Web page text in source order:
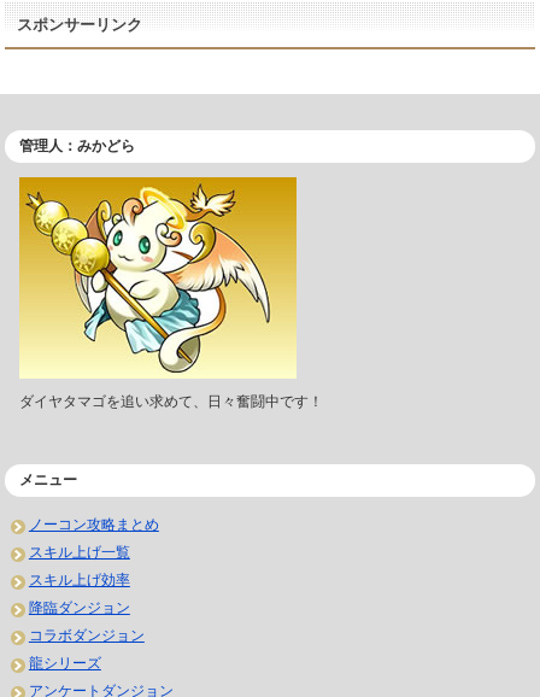
スポンサーリンク
管理人：みかどら
ダイヤタマゴを追い求めて、日々奮闘中です！
メニュー
ノーコン攻略まとめ
スキル上げ一覧
スキル上げ効率
降臨ダンジョン
コラボダンジョン
龍シリーズ
アンケートダンジョン